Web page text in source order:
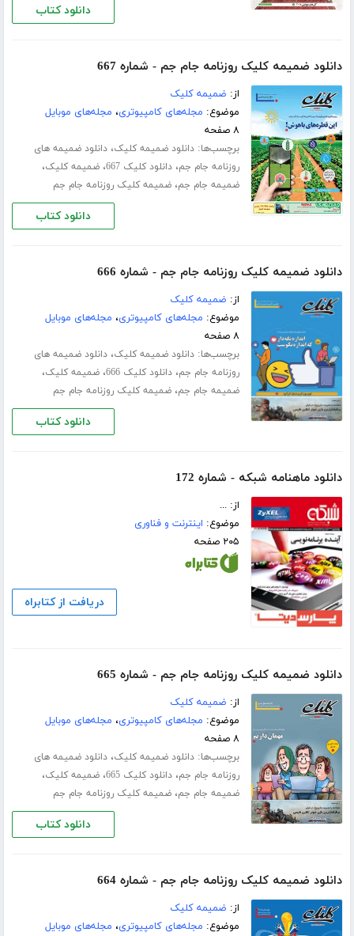
دانلود کتاب
دانلود ضمیمه کلیک روزنامه جام جم - شماره 667
از: ضمیمه کلیک
موضوع: مجله‌های کامپیوتری، مجله‌های موبایل
۸ صفحه
برچسب‌ها:دانلود ضمیمه کلیک،دانلود ضمیمه های
روزنامه جام جم،دانلود کلیک 667 ،ضمیمه کلیک،
ضمیمه جام جم،ضمیمه کلیک روزنامه جام جم
دانلود کتاب
دانلود ضمیمه کلیک روزنامه جام جم - شماره 666
از: ضمیمه کلیک
موضوع: مجله‌های کامپیوتری، مجله‌های موبایل
۸ صفحه
برچسب‌ها:دانلود ضمیمه کلیک،دانلود ضمیمه های
روزنامه جام جم،دانلود کلیک 666 ،ضمیمه کلیک،
ضمیمه جام جم،ضمیمه کلیک روزنامه جام جم
دانلود کتاب
دانلود ماهنامه شبکه - شماره 172
از: ...
موضوع: اینترنت و فناوری
۲۰۵ صفحه
دریافت از کتابراه
دانلود ضمیمه کلیک روزنامه جام جم - شماره 665
از: ضمیمه کلیک
موضوع: مجله‌های کامپیوتری، مجله‌های موبایل
۸ صفحه
برچسب‌ها:دانلود ضمیمه کلیک،دانلود ضمیمه های
روزنامه جام جم،دانلود کلیک 665 ،ضمیمه کلیک،
ضمیمه جام جم،ضمیمه کلیک روزنامه جام جم
دانلود کتاب
دانلود ضمیمه کلیک روزنامه جام جم - شماره 664
از: ضمیمه کلیک
موضوع: مجله‌های کامپیوتری، مجله‌های موبایل